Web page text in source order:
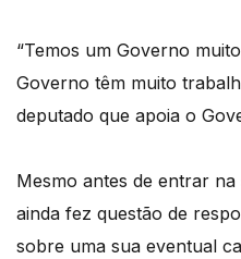
“Temos um Governo
Governo têm muito
deputado que apoia o
Mesmo antes de entrar
ainda fez questão de
sobre uma sua eventual